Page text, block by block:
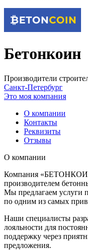
Бетонкоин
Производители
Санкт-Петербург
Это моя компания
О компании
Контакты
Реквизиты
Отзывы
О компании
Компания
производителем
Мы предлагаем услуги
по одним из самых
Наши специалисты
лояльности для
поддержку через
предложения.